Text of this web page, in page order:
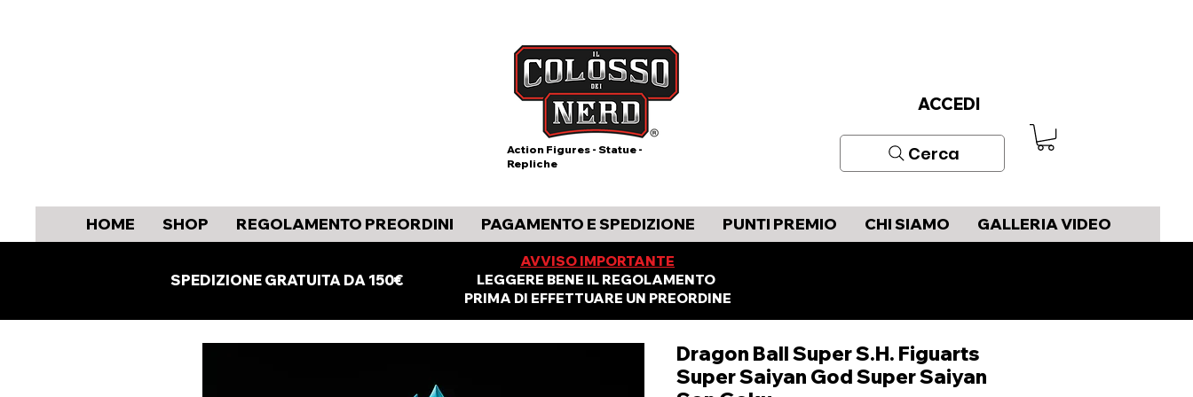
Action Figures - Statue -
Repliche
ACCEDI
Cerca
HOME SHOP REGOLAMENTO PREORDINI PAGAMENTO E SPEDIZIONE PUNTI PREMIO CHI SIAMO GALLERIA VIDEO
SPEDIZIONE GRATUITA DA 150€
AVVISO IMPORTANTE
LEGGERE BENE IL REGOLAMENTO
PRIMA DI EFFETTUARE UN PREORDINE
Dragon Ball Super S.H. Figuarts
Super Saiyan God Super Saiyan